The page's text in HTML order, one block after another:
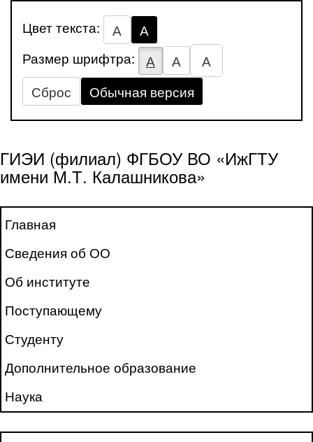
Цвет текста: А
А
Размер шрифтра:
А А
А
Сброс
Обычная версия
ГИЭИ (филиал) ФГБОУ ВО «ИжГТУ
имени М.Т. Калашникова»
Главная
Сведения об ОО
Об институте
Поступающему
Студенту
Дополнительное образование
Наука